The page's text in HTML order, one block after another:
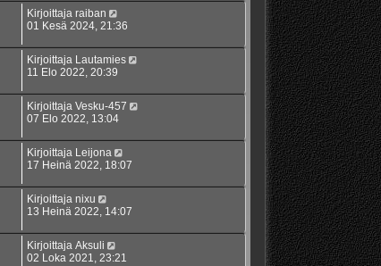
Kirjoittaja raiban
01 Kesä 2024, 21:36
Kirjoittaja Lautamies
11 Elo 2022, 20:39
Kirjoittaja Vesku-457
07 Elo 2022, 13:04
Kirjoittaja Leijona
17 Heinä 2022, 18:07
Kirjoittaja nixu
13 Heinä 2022, 14:07
Kirjoittaja Aksuli
02 Loka 2021, 23:21